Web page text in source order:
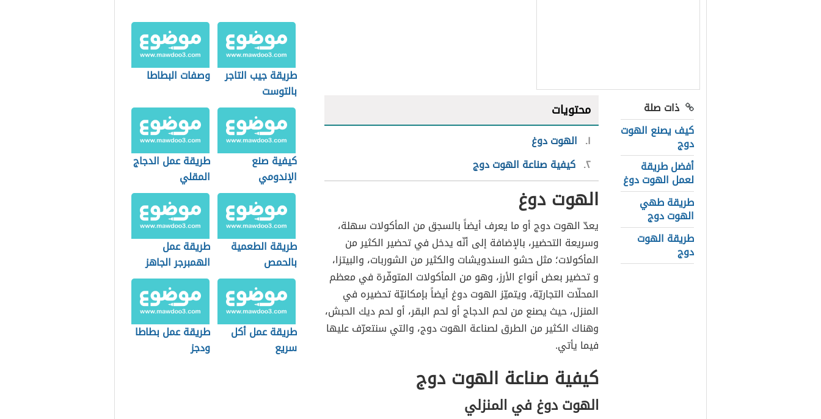
ذات صلة
كيف يصنع الهوت
دوج
أفضل طريقة
لعمل الهوت دوغ
طريقة طهي
الهوت دوج
طريقة الهوت
دوج
محتويات
١ الهوت دوغ
٢ كيفية صناعة الهوت دوج
الهوت دوغ
يعدّ الهوت دوج أو ما يعرف أيضاً بالسجق من المأكولات سهلة،
وسريعة التحضير، بالإضافة إلى أنّه يدخل في تحضير الكثير من
المأكولات؛ مثل حشو السندويشات والكثير من الشوربات، والبيتزا،
و تحضير بعض أنواع الأرز، وهو من المأكولات المتوفّرة في معظم
المحلّات التجاريّة، ويتميّز الهوت دوغ أيضاً بإمكانيّة تحضيره في
المنزل، حيث يصنع من لحم الدجاج أو لحم البقر، أو لحم ديك الحبش،
وهناك الكثير من الطرق لصناعة الهوت دوج، والتي سنتعرّف عليها
فيما يأتي.
كيفية صناعة الهوت دوج
الهوت دوغ في المنزلي
طريقة جيب التاجر
بالتوست
وصفات البطاطا
كيفية صنع
الإندومي
طريقة عمل الدجاج
المقلي
طريقة الطعمية
بالحمص
طريقة عمل
الهمبرجر الجاهز
طريقة عمل أكل
سريع
طريقة عمل بطاطا
ودجز